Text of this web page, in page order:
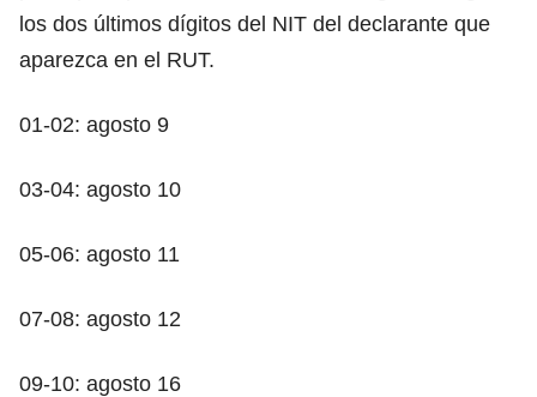
los dos últimos dígitos del NIT del declarante que
aparezca en el RUT.
01-02: agosto 9
03-04: agosto 10
05-06: agosto 11
07-08: agosto 12
09-10: agosto 16